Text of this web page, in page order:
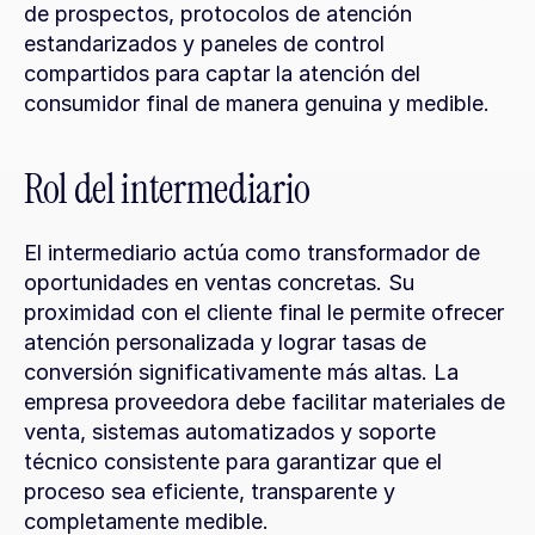
de prospectos, protocolos de atención
estandarizados y paneles de control
compartidos para captar la atención del
consumidor final de manera genuina y medible.
Rol del intermediario
El intermediario actúa como transformador de
oportunidades en ventas concretas. Su
proximidad con el cliente final le permite ofrecer
atención personalizada y lograr tasas de
conversión significativamente más altas. La
empresa proveedora debe facilitar materiales de
venta, sistemas automatizados y soporte
técnico consistente para garantizar que el
proceso sea eficiente, transparente y
completamente medible.